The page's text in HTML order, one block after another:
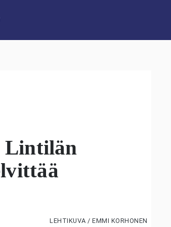
Lintilän
LEHTIKUVA / EMMI KORHONEN